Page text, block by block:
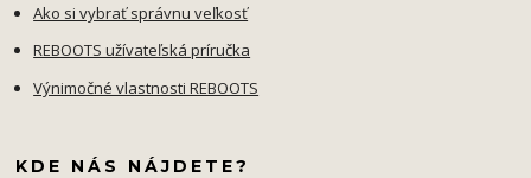
Ako si vybrať správnu veľkosť
REBOOTS užívateľská príručka
Výnimočné vlastnosti REBOOTS
KDE NÁS NÁJDETE?